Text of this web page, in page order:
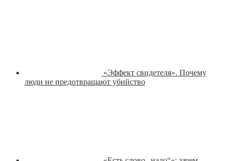
«Эффект свидетеля». Почему
люди не предотвращают убийство